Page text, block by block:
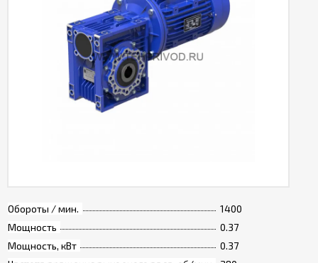
Обороты / мин.
1400
Мощность
0.37
Мощность, кВт
0.37